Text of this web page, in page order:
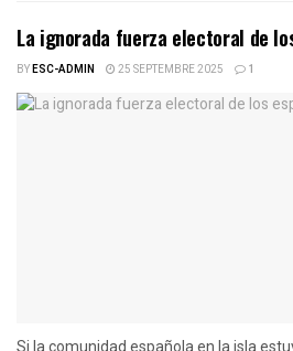
La ignorada fuerza electoral de
BYESC-ADMIN 25 SEPTEMBRE 2025 1
Si la comunidad española en la isla